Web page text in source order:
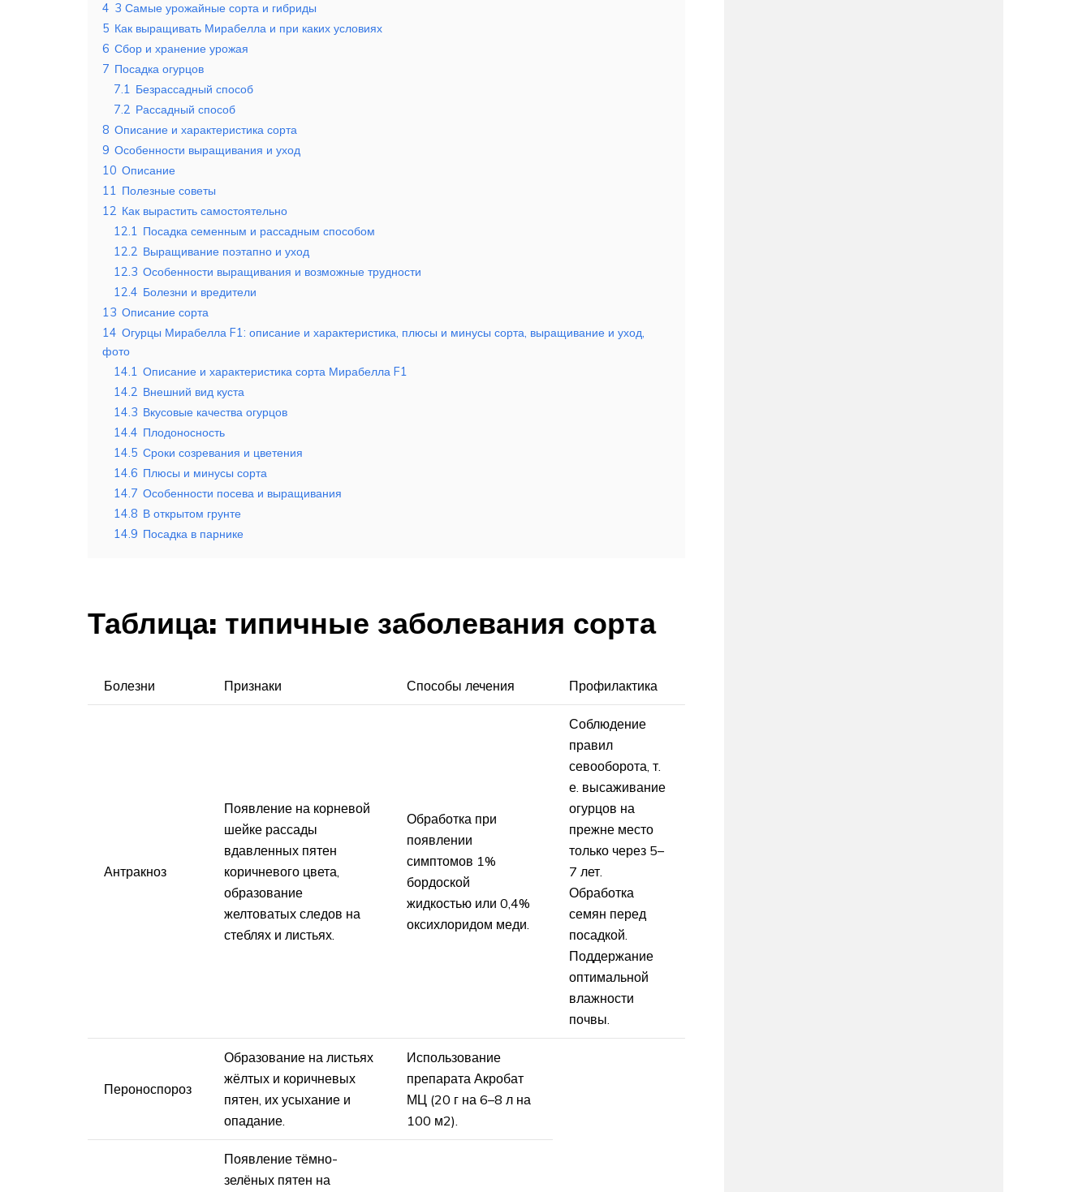
4 3 Самые урожайные сорта и гибриды
5 Как выращивать Мирабелла и при каких условиях
6 Сбор и хранение урожая
7 Посадка огурцов
7.1 Безрассадный способ
7.2 Рассадный способ
8 Описание и характеристика сорта
9 Особенности выращивания и уход
10 Описание
11 Полезные советы
12 Как вырастить самостоятельно
12.1 Посадка семенным и рассадным способом
12.2 Выращивание поэтапно и уход
12.3 Особенности выращивания и возможные трудности
12.4 Болезни и вредители
13 Описание сорта
14 Огурцы Мирабелла F1: описание и характеристика, плюсы и минусы сорта, выращивание и уход,
фото
14.1 Описание и характеристика сорта Мирабелла F1
14.2 Внешний вид куста
14.3 Вкусовые качества огурцов
14.4 Плодоносность
14.5 Сроки созревания и цветения
14.6 Плюсы и минусы сорта
14.7 Особенности посева и выращивания
14.8 В открытом грунте
14.9 Посадка в парнике
Таблица: типичные заболевания сорта
Болезни Признаки Способы лечения Профилактика
Антракноз
Появление на корневой
шейке рассады
вдавленных пятен
коричневого цвета,
образование
желтоватых следов на
стеблях и листьях.
Обработка при
появлении
симптомов 1%
бордоской
жидкостью или 0,4%
оксихлоридом меди.
Соблюдение
правил
севооборота, т.
е. высаживание
огурцов на
прежне место
только через 5–
7 лет.
Обработка
семян перед
посадкой.
Поддержание
оптимальной
влажности
почвы.
Пероноспороз
Образование на листьях
жёлтых и коричневых
пятен, их усыхание и
опадание.
Использование
препарата Акробат
МЦ (20 г на 6–8 л на
100 м2).
Появление тёмно-
зелёных пятен на